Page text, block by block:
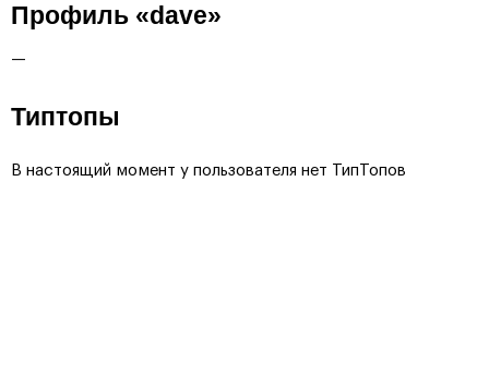
Профиль «dave»
—
Типтопы
В настоящий момент у пользователя нет ТипТопов